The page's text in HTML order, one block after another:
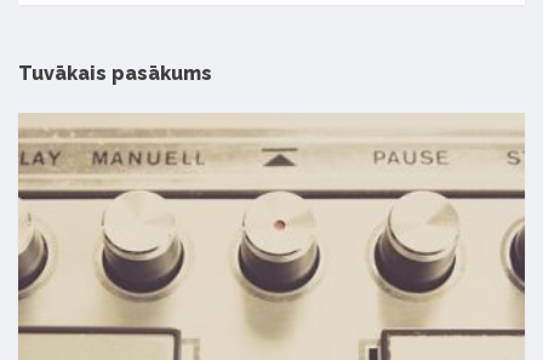
Tuvākais pasākums